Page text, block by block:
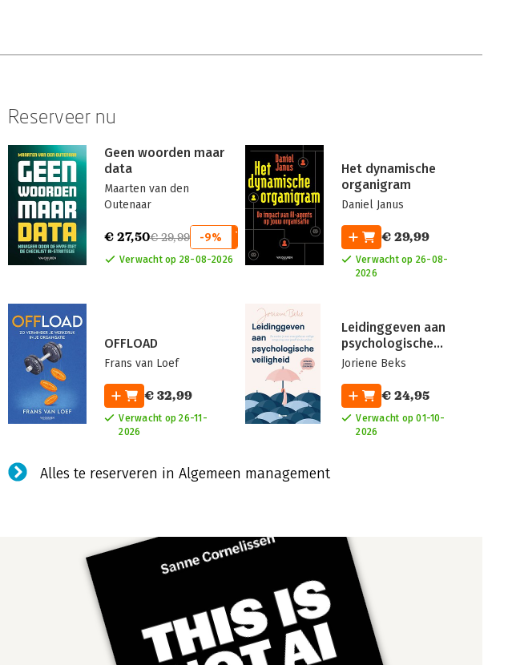
Reserveer nu
Geen woorden maar
data
Maarten van den
Outenaar
€ 27,50€ 29,99 -9%
Verwacht op 28-08-2026
Het dynamische
organigram
Daniel Janus
€ 29,99
Verwacht op 26-08-
2026
OFFLOAD
Frans van Loef
€ 32,99
Verwacht op 26-11-
2026
Leidinggeven aan
psychologische
veiligheid
Joriene Beks
€ 24,95
Verwacht op 01-10-
2026
Alles te reserveren in Algemeen management